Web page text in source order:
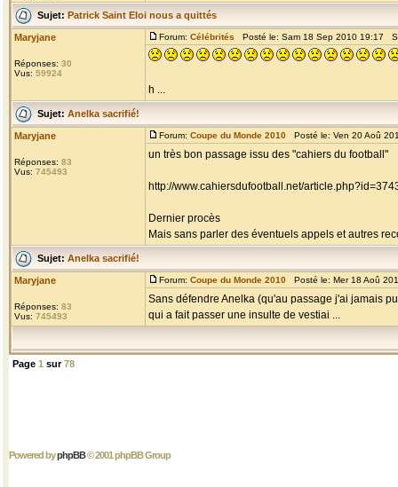
Sujet: Patrick Saint Eloi nous a quittés
Maryjane
Réponses: 30
Vus: 59924
Forum: Célébrités Posté le: Sam 18 Sep 2010 19:17
h ...
Sujet: Anelka sacrifié!
Maryjane
Réponses: 83
Vus: 745493
Forum: Coupe du Monde 2010 Posté le: Ven 20 Aoû
un très bon passage issu des "cahiers du football"
http://www.cahiersdufootball.net/
Dernier procès
Mais sans parler des éventuels appels et autres
Sujet: Anelka sacrifié!
Maryjane
Réponses: 83
Vus: 745493
Forum: Coupe du Monde 2010 Posté le: Mer 18 Aoû
Sans défendre Anelka (qu'au passage j'ai jamais
qui a fait passer une insulte de vestiai ...
Page 1 sur78
Powered byphpBB© 2001 phpBB Group